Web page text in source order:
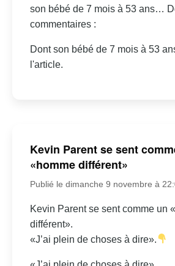
son bébé de 7 mois à 53 ans…
commentaires :
Dont son bébé de 7 mois à 53
l'article.
Kevin Parent se sent
«homme différent»
Publié le dimanche 9 novembre à
Kevin Parent se sent comme un
différent».
«J’ai plein de choses à dire».